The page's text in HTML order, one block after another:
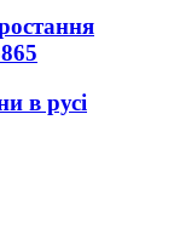
865
в русі